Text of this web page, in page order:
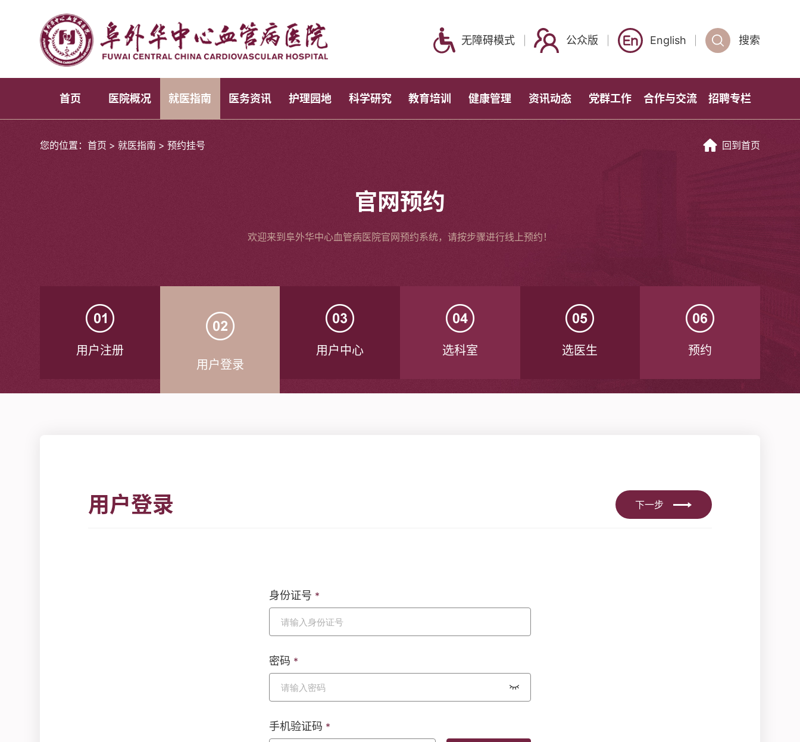
无障碍模式 公众版 English 搜索
首页 医院概况 就医指南 医务资讯 护理园地 科学研究 教育培训 健康管理 资讯动态 党群工作 合作与交流 招聘专栏
您的位置：首页 > 就医指南 > 预约挂号 回到首页
官网预约
欢迎来到阜外华中心血管病医院官网预约系统，请按步骤进行线上预约！
用户注册
用户登录
用户中心 选科室 选医生 预约
用户登录 下一步
身份证号 *
密码 *
手机验证码 *